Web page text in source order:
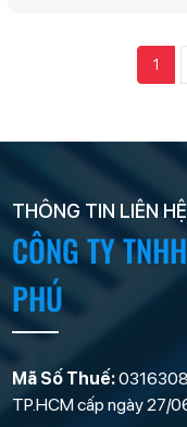
1
THÔNG TIN LIÊN HỆ
CÔNG TY
PHÚ
Mã Số Thuế:
TP.HCM cấp ngày 27/